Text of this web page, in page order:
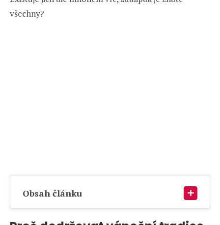
všechny?
Obsah článku